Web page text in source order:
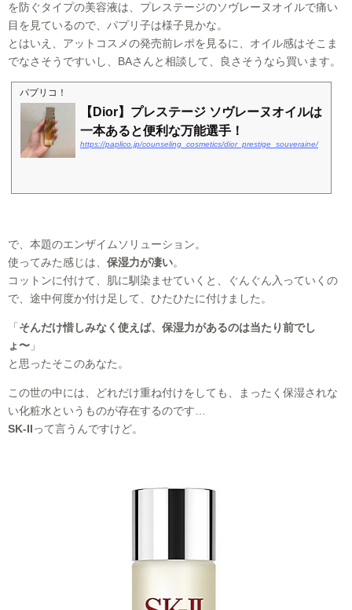
を防ぐタイプの美容液は、プレステージのソヴレーヌオイルで痛い
目を見ているので、パプリ子は様子見かな。
とはいえ、アットコスメの発売前レポを見るに、オイル感はそこま
でなさそうですいし、BAさんと相談して、良さそうなら買います。
パプリコ！
【Dior】プレステージ ソヴレーヌオイルは
一本あると便利な万能選手！
https://paplico.jp/counseling_cosmetics/dior_prestige_souveraine/
で、本題のエンザイムソリューション。
使ってみた感じは、 保湿力が凄い。
コットンに付けて、肌に馴染ませていくと、ぐんぐん入っていくの
で、途中何度か付け足して、ひたひたに付けました。
「 そんだけ惜しみなく使えば、保湿力があるのは当たり前でし
ょ〜 」
と思ったそこのあなた。
この世の中には、どれだけ重ね付けをしても、まったく保湿されな
い化粧水というものが存在するのです…
SK-IIって言うんですけど。